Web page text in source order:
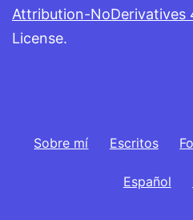
Attribution-NoDerivatives
License.
Sobre mí Escritos
Español